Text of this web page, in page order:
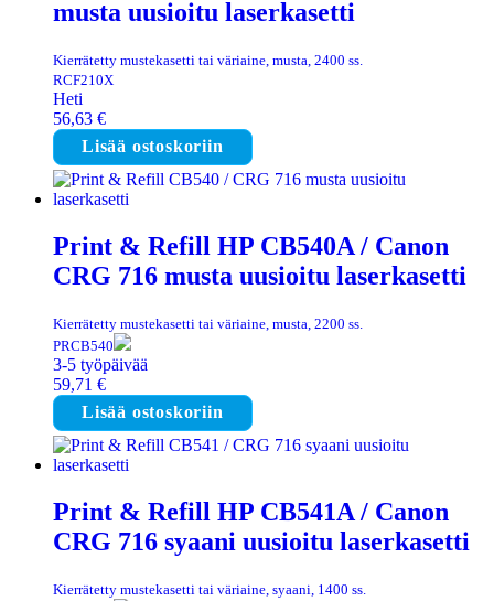
musta uusioitu laserkasetti
Kierrätetty mustekasetti tai väriaine, musta, 2400 ss.
RCF210X
Heti
56,63 €
Lisää ostoskoriin
Print & Refill HP CB540A / Canon
CRG 716 musta uusioitu laserkasetti
Kierrätetty mustekasetti tai väriaine, musta, 2200 ss.
PRCB540
3-5 työpäivää
59,71 €
Lisää ostoskoriin
Print & Refill HP CB541A / Canon
CRG 716 syaani uusioitu laserkasetti
Kierrätetty mustekasetti tai väriaine, syaani, 1400 ss.